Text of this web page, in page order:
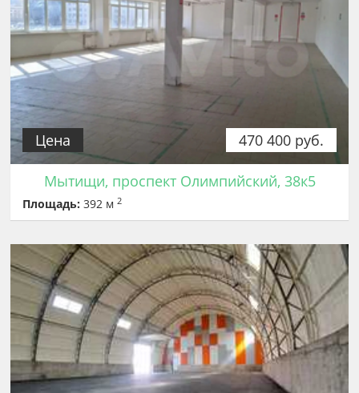
470 400 руб.
Цена
Мытищи, проспект Олимпийский, 38к5
Площадь: 392 м2